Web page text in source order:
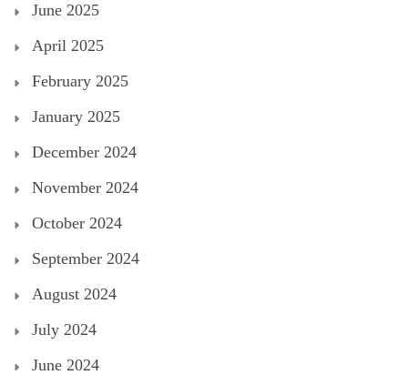
June 2025
April 2025
February 2025
January 2025
December 2024
November 2024
October 2024
September 2024
August 2024
July 2024
June 2024